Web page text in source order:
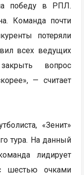
победу в РПЛ.
Команда почти
потеряли
всех ведущих
вопрос
— считает
«Зенит»
тура. На данный
лидирует
шестью очками